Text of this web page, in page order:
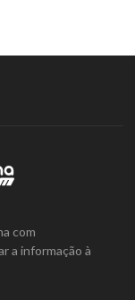
com
a informação à